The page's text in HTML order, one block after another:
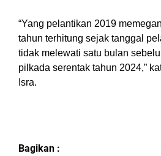
“Yang pelantikan 2019
tahun terhitung sejak tanggal
tidak melewati satu bulan
pilkada serentak tahun 2024,”
Isra.
Bagikan :